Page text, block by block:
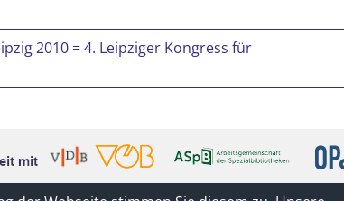
2010 = 4. Leipziger Kongress für